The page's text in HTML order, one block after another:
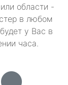
области -
в любом
у Вас в
часа.